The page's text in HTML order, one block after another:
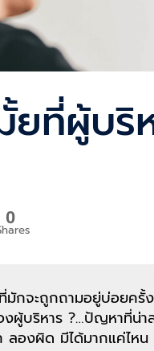
ยที่ผู้บ
0
มักจะถูกถามอยู่บ่อยครั้
งผู้บริหาร ?…ปัญหาที่น่า
ลองผิด มีได้มากแค่ไหน